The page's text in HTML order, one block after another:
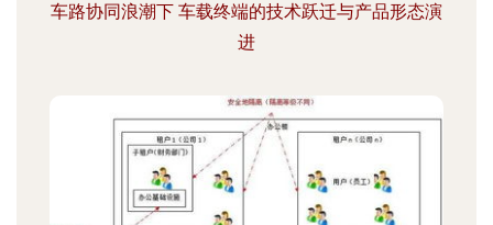
车路协同浪潮下 车载终端的技术跃迁与产品形态演
进